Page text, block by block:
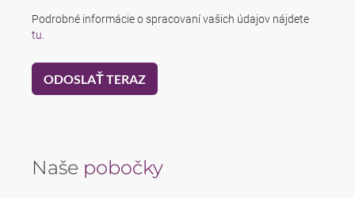
Podrobné informácie o spracovaní vašich údajov nájdete
tu
Naše pobočky